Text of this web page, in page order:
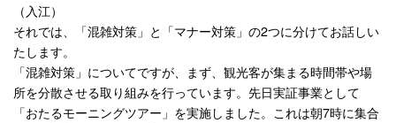
（入江）
それでは、「混雑対策」と「マナー対策」の2つに分けてお話しい
たします。
「混雑対策」についてですが、まず、観光客が集まる時間帯や場
所を分散させる取り組みを行っています。先日実証事業として
「おたるモーニングツアー」を実施しました。これは朝7時に集合